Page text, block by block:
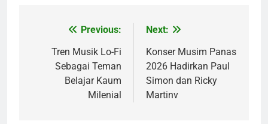
navigation
Previous:
Tren Musik Lo-Fi
Sebagai Teman
Belajar Kaum
Milenial
Next:
Konser Musim Panas
2026 Hadirkan Paul
Simon dan Ricky
Martinv